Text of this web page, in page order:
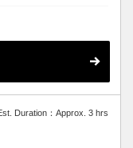
い方におススメ♪
Duration：Approx. 3 hrs